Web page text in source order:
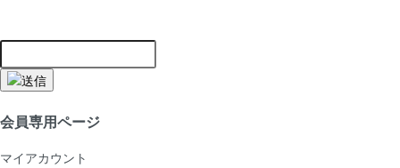
会員専用ページ
マイアカウント